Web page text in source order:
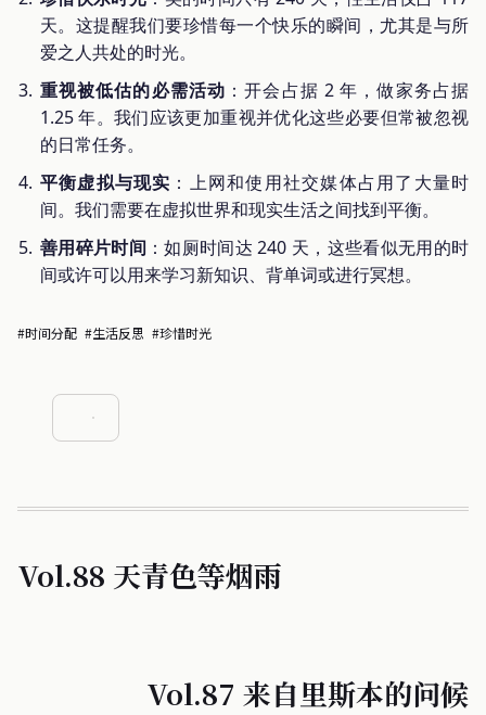
天。这提醒我们要珍惜每一个快乐的瞬间，尤其是与所
爱之人共处的时光。
重视被低估的必需活动 ：开会占据 2 年，做家务占据
1.25 年。我们应该更加重视并优化这些必要但常被忽视
的日常任务。
平衡虚拟与现实 ：上网和使用社交媒体占用了大量时
间。我们需要在虚拟世界和现实生活之间找到平衡。
善用碎片时间 ：如厕时间达 240 天，这些看似无用的时
间或许可以用来学习新知识、背单词或进行冥想。
#时间分配 #生活反思 #珍惜时光
Vol.88 天青色等烟雨
Vol.87 来自里斯本的问候